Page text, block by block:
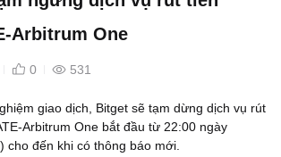
Arbitrum One
0 531
giao dịch, Bitget sẽ tạm dừng dịch vụ rút
Arbitrum One bắt đầu từ 22:00 ngày
cho đến khi có thông báo mới.